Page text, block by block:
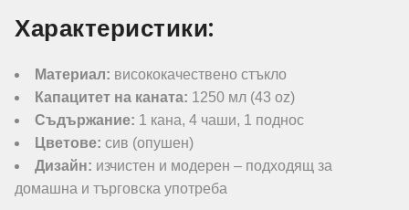
Характеристики:
Материал: висококачествено стъкло
Капацитет на каната: 1250 мл (43 oz)
Съдържание: 1 кана, 4 чаши, 1 поднос
Цветове: сив (опушен)
Дизайн: изчистен и модерен – подходящ за
домашна и търговска употреба